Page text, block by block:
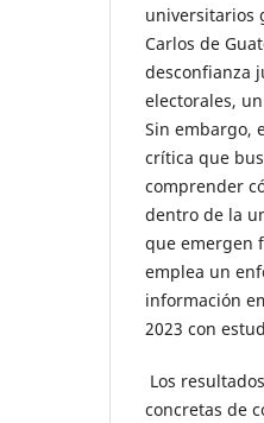
universitarios
Carlos de
desconfianza
electorales,
Sin embargo,
crítica que
comprender
dentro de la
que emergen
emplea un
información
2023 con
Los
concretas de